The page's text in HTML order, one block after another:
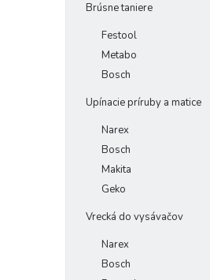
Brúsne taniere
Festool
Metabo
Bosch
Upínacie príruby a matice
Narex
Bosch
Makita
Geko
Vrecká do vysávačov
Narex
Bosch